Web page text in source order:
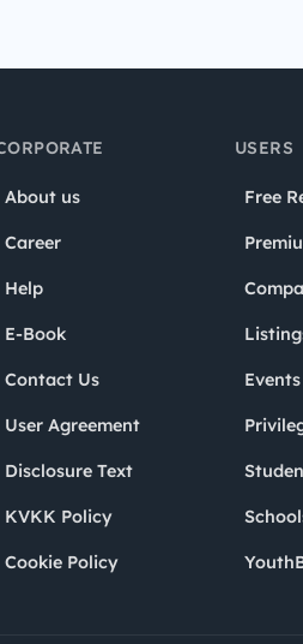
About us
Career
Help
E-Book
Contact Us
User Agreement
Disclosure Text
KVKK Policy
Cookie Policy
USERS
Free
Events